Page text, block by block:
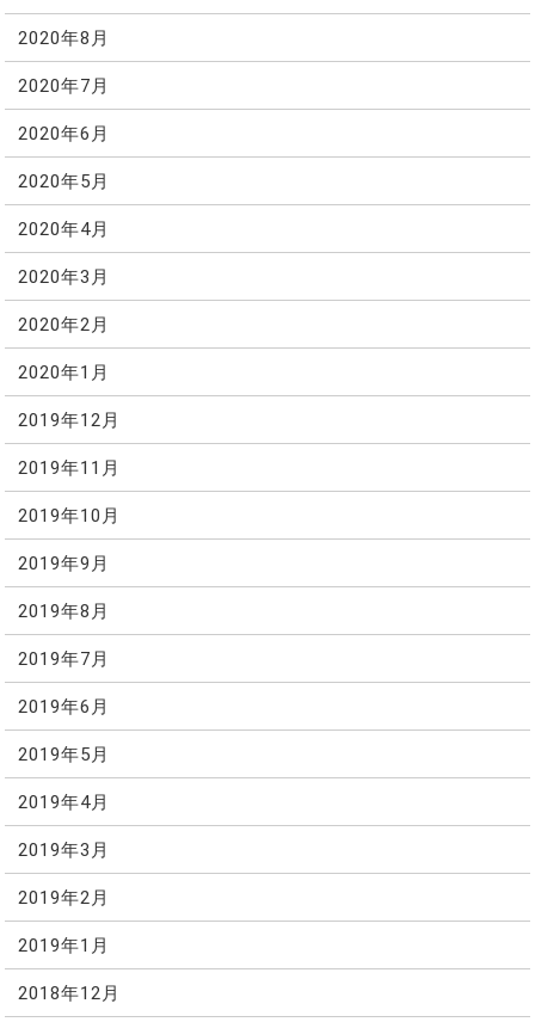
2020年8月
2020年7月
2020年6月
2020年5月
2020年4月
2020年3月
2020年2月
2020年1月
2019年12月
2019年11月
2019年10月
2019年9月
2019年8月
2019年7月
2019年6月
2019年5月
2019年4月
2019年3月
2019年2月
2019年1月
2018年12月